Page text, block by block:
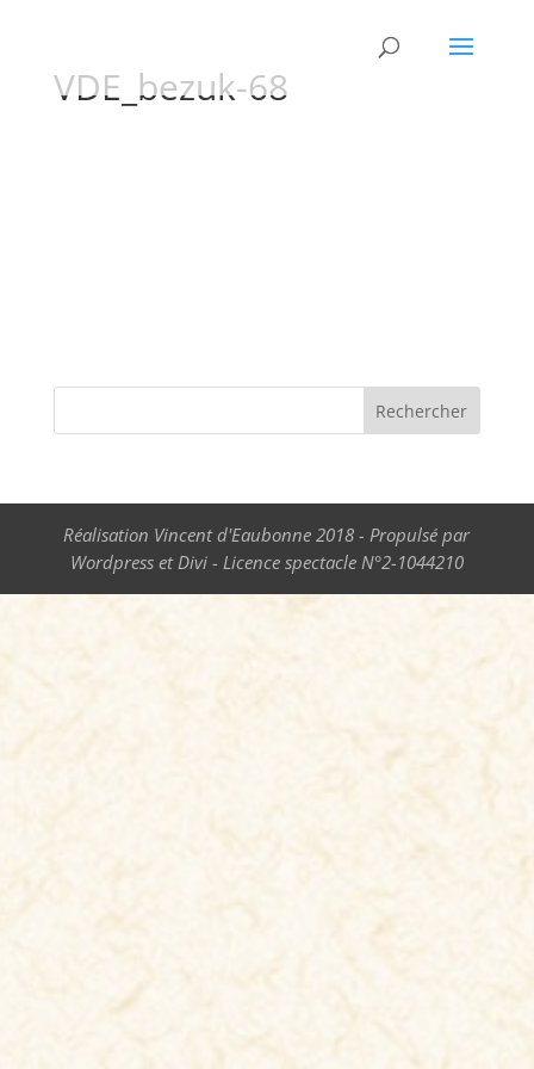
VDE_bezuk-68
Réalisation Vincent d'Eaubonne 2018 - Propulsé par
Wordpress et Divi - Licence spectacle N°2-1044210